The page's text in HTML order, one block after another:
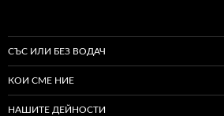
СЪС ИЛИ БЕЗ ВОДАЧ
КОИ СМЕ НИЕ
НАШИТЕ ДЕЙНОСТИ